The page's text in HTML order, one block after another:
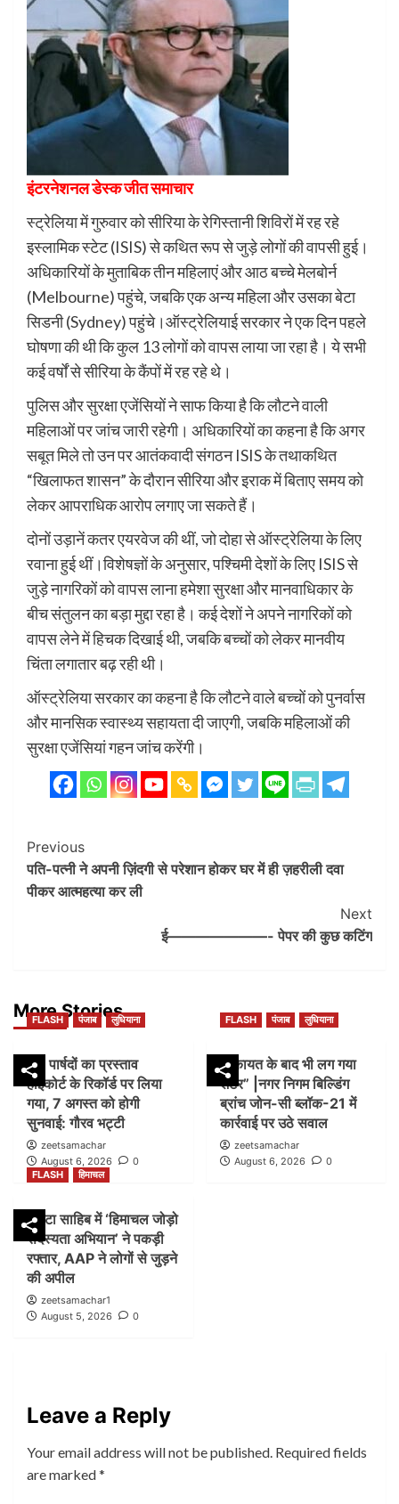
इंटरनेशनल डेस्क जीत समाचार
स्ट्रेलिया में गुरुवार को सीरिया के रेगिस्तानी शिविरों में रह रहे
इस्लामिक स्टेट (ISIS) से कथित रूप से जुड़े लोगों की वापसी हुई।
अधिकारियों के मुताबिक तीन महिलाएं और आठ बच्चे मेलबोर्न
(Melbourne) पहुंचे, जबकि एक अन्य महिला और उसका बेटा
सिडनी (Sydney) पहुंचे।ऑस्ट्रेलियाई सरकार ने एक दिन पहले
घोषणा की थी कि कुल 13 लोगों को वापस लाया जा रहा है। ये सभी
कई वर्षों से सीरिया के कैंपों में रह रहे थे।
पुलिस और सुरक्षा एजेंसियों ने साफ किया है कि लौटने वाली
महिलाओं पर जांच जारी रहेगी। अधिकारियों का कहना है कि अगर
सबूत मिले तो उन पर आतंकवादी संगठन ISIS के तथाकथित
“खिलाफत शासन” के दौरान सीरिया और इराक में बिताए समय को
लेकर आपराधिक आरोप लगाए जा सकते हैं।
दोनों उड़ानें कतर एयरवेज की थीं, जो दोहा से ऑस्ट्रेलिया के लिए
रवाना हुई थीं।विशेषज्ञों के अनुसार, पश्चिमी देशों के लिए ISIS से
जुड़े नागरिकों को वापस लाना हमेशा सुरक्षा और मानवाधिकार के
बीच संतुलन का बड़ा मुद्दा रहा है। कई देशों ने अपने नागरिकों को
वापस लेने में हिचक दिखाई थी, जबकि बच्चों को लेकर मानवीय
चिंता लगातार बढ़ रही थी।
ऑस्ट्रेलिया सरकार का कहना है कि लौटने वाले बच्चों को पुनर्वास
और मानसिक स्वास्थ्य सहायता दी जाएगी, जबकि महिलाओं की
सुरक्षा एजेंसियां गहन जांच करेंगी।
Post
Navigation
Previous
पति-पत्नी ने अपनी ज़िंदगी से परेशान होकर घर में ही ज़हरीली दवा
पीकर आत्महत्या कर ली
Next
ई———————- पेपर की कुछ कटिंग
More Stories
FLASH पंजाब लुधियाना
45 पार्षदों का प्रस्ताव
हाईकोर्ट के रिकॉर्ड पर लिया
गया, 7 अगस्त को होगी
सुनवाई: गौरव भट्टी
zeetsamachar
August 6, 2026
0
FLASH पंजाब लुधियाना
शिकायत के बाद भी लग गया
शटर” |नगर निगम बिल्डिंग
ब्रांच जोन-सी ब्लॉक-21 में
कार्रवाई पर उठे सवाल
zeetsamachar
August 6, 2026
0
FLASH
हिमाचल
पांवटा साहिब में ‘हिमाचल जोड़ो
सदस्यता अभियान’ ने पकड़ी
रफ्तार, AAP ने लोगों से जुड़ने
की अपील
zeetsamachar1
August 5, 2026
0
Leave a Reply
Your email address will not be published. Required fields
are marked*